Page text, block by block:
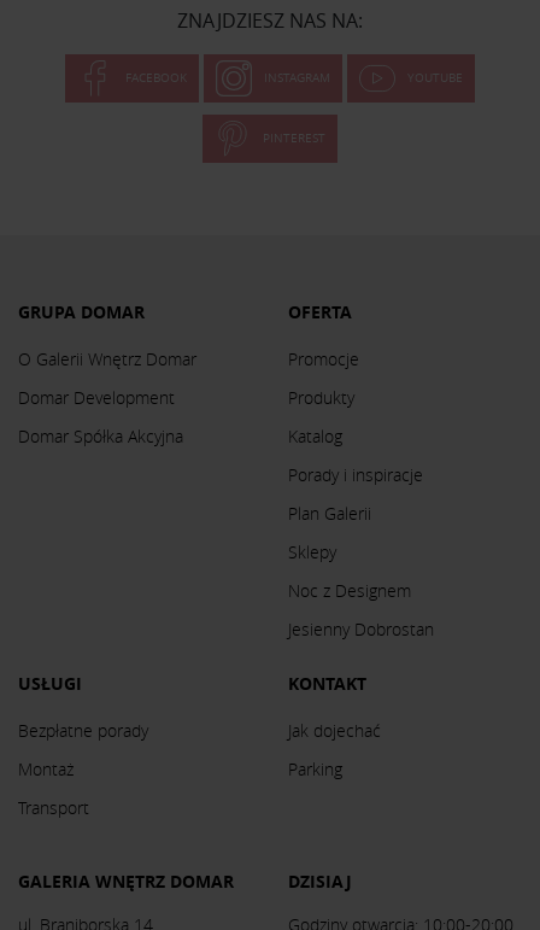
ZNAJDZIESZ NAS NA:
FACEBOOK INSTAGRAM YOUTUBE
PINTEREST
GRUPA DOMAR
O Galerii Wnętrz Domar
Domar Development
Domar Spółka Akcyjna
OFERTA
Promocje
Produkty
Katalog
Porady i inspiracje
Plan Galerii
Sklepy
Noc z Designem
Jesienny Dobrostan
USŁUGI
Bezpłatne porady
Montaż
Transport
KONTAKT
Jak dojechać
Parking
GALERIA WNĘTRZ DOMAR
ul. Braniborska 14
DZISIAJ
Godziny otwarcia: 10:00-20:00